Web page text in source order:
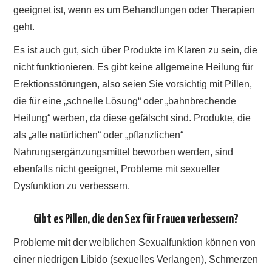
geeignet ist, wenn es um Behandlungen oder Therapien
geht.
Es ist auch gut, sich über Produkte im Klaren zu sein, die
nicht funktionieren. Es gibt keine allgemeine Heilung für
Erektionsstörungen, also seien Sie vorsichtig mit Pillen,
die für eine „schnelle Lösung“ oder „bahnbrechende
Heilung“ werben, da diese gefälscht sind. Produkte, die
als „alle natürlichen“ oder „pflanzlichen“
Nahrungsergänzungsmittel beworben werden, sind
ebenfalls nicht geeignet, Probleme mit sexueller
Dysfunktion zu verbessern.
Gibt es Pillen, die den Sex für Frauen verbessern?
Probleme mit der weiblichen Sexualfunktion können von
einer niedrigen Libido (sexuelles Verlangen), Schmerzen